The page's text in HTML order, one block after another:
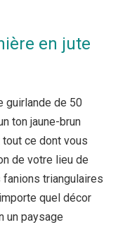
en jute
guirlande de 50
ton jaune-brun
ce dont vous
de votre lieu de
fanions triangulaires
quel décor
un paysage